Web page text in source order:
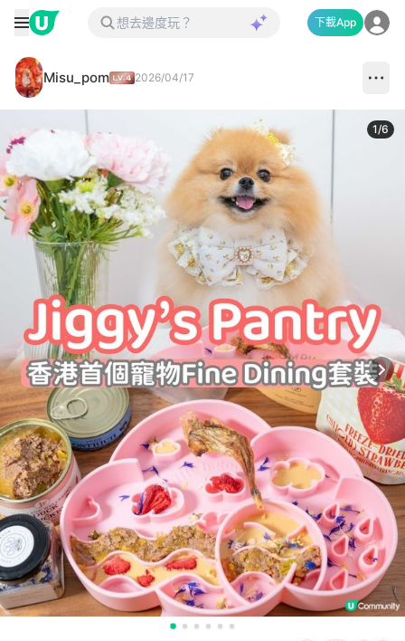
下載App
Misu_pom 2026/04/17
1/6